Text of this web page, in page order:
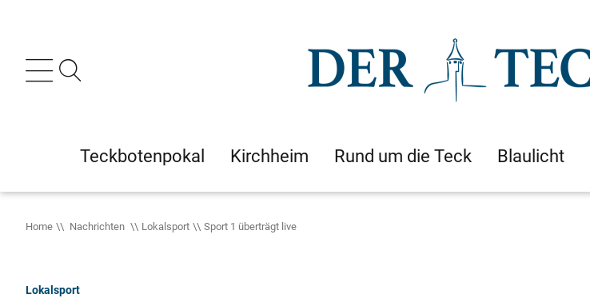
Teckbotenpokal Kirchheim Rund um die Teck Blaulicht
Home Nachrichten Lokalsport Sport 1 überträgt live
Lokalsport